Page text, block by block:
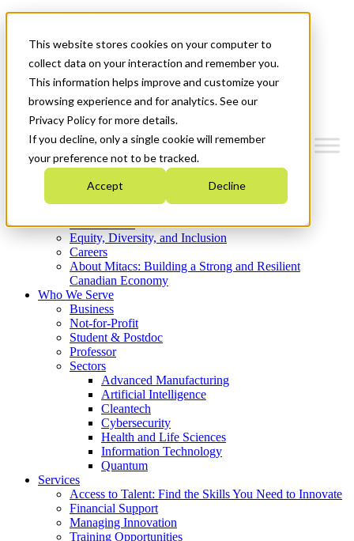
This website stores cookies on your computer to
collect data on your interaction and remember you.
This information helps improve and customize your
browsing experience and for analytics. See our
Privacy Policy for more details.
If you decline, only a single cookie will remember
your preference not to be tracked.
Accept Decline
News & Events
Get Started
Menu
Who We Are
Strategic Plan 2026-2030
What We Do
Equity, Diversity, and Inclusion
Careers
About Mitacs: Building a Strong and Resilient
Canadian Economy
Who We Serve
Business
Not-for-Profit
Student & Postdoc
Professor
Sectors
Advanced Manufacturing
Artificial Intelligence
Cleantech
Cybersecurity
Health and Life Sciences
Information Technology
Quantum
Services
Access to Talent: Find the Skills You Need to Innovate
Financial Support
Managing Innovation
Training Opportunities